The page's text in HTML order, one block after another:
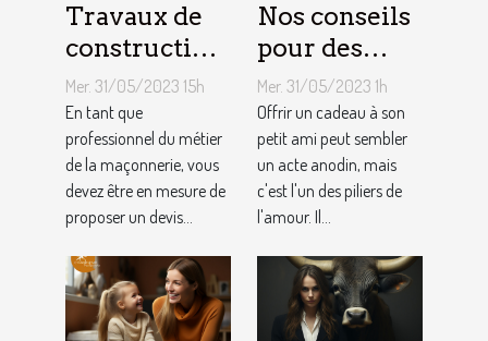
Travaux de
construction
d’une maison
: Comment
établir le
devis avec un
artisan
maçon ?
Mer. 31/05/2023 15h
En tant que
professionnel du métier
de la maçonnerie, vous
devez être en mesure de
proposer un devis...
Nos conseils
pour des
cadeaux
idéaux et
originaux
pour votre
petit ami
Mer. 31/05/2023 1h
Offrir un cadeau à son
petit ami peut sembler
un acte anodin, mais
c'est l'un des piliers de
l'amour. Il...